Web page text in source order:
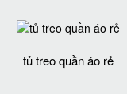
tủ treo quần áo rẻ